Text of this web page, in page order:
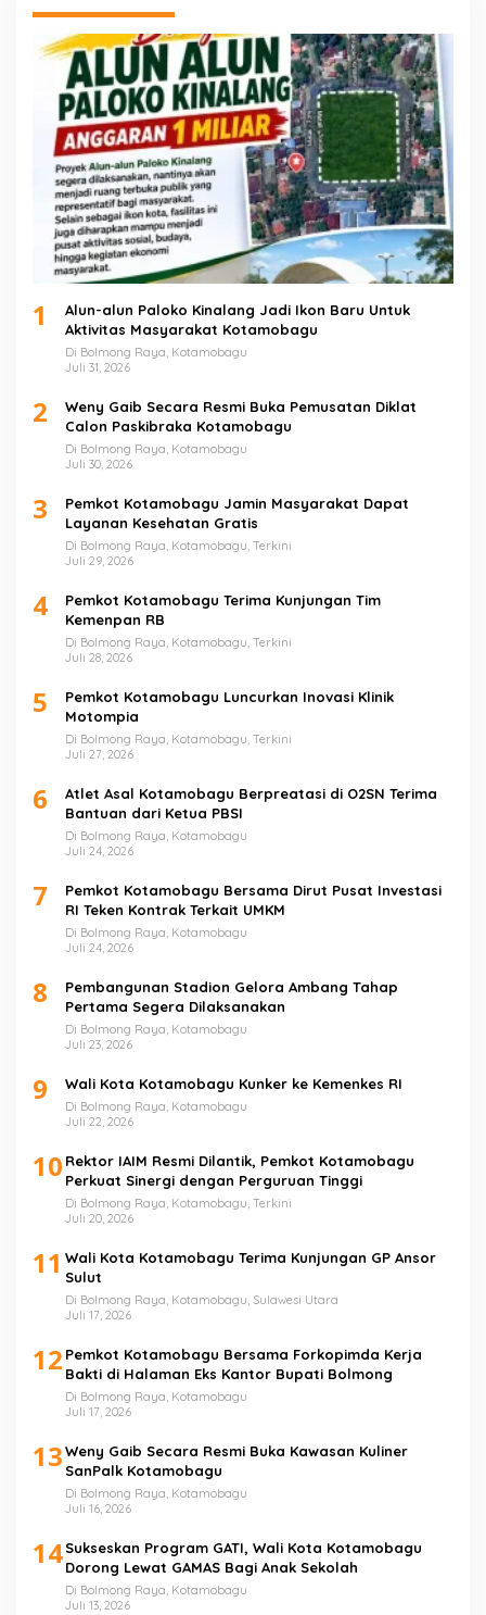
1
Alun-alun Paloko Kinalang Jadi Ikon Baru Untuk
Aktivitas Masyarakat Kotamobagu
Di Bolmong Raya, Kotamobagu
Juli 31, 2026
2
Weny Gaib Secara Resmi Buka Pemusatan Diklat
Calon Paskibraka Kotamobagu
Di Bolmong Raya, Kotamobagu
Juli 30, 2026
3
Pemkot Kotamobagu Jamin Masyarakat Dapat
Layanan Kesehatan Gratis
Di Bolmong Raya, Kotamobagu, Terkini
Juli 29, 2026
4
Pemkot Kotamobagu Terima Kunjungan Tim
Kemenpan RB
Di Bolmong Raya, Kotamobagu, Terkini
Juli 28, 2026
5
Pemkot Kotamobagu Luncurkan Inovasi Klinik
Motompia
Di Bolmong Raya, Kotamobagu, Terkini
Juli 27, 2026
6
Atlet Asal Kotamobagu Berpreatasi di O2SN Terima
Bantuan dari Ketua PBSI
Di Bolmong Raya, Kotamobagu
Juli 24, 2026
7
Pemkot Kotamobagu Bersama Dirut Pusat Investasi
RI Teken Kontrak Terkait UMKM
Di Bolmong Raya, Kotamobagu
Juli 24, 2026
8
Pembangunan Stadion Gelora Ambang Tahap
Pertama Segera Dilaksanakan
Di Bolmong Raya, Kotamobagu
Juli 23, 2026
9 Wali Kota Kotamobagu Kunker ke Kemenkes RI
Di Bolmong Raya, Kotamobagu
Juli 22, 2026
10 Rektor IAIM Resmi Dilantik, Pemkot Kotamobagu
Perkuat Sinergi dengan Perguruan Tinggi
Di Bolmong Raya, Kotamobagu, Terkini
Juli 20, 2026
11 Wali Kota Kotamobagu Terima Kunjungan GP Ansor
Sulut
Di Bolmong Raya, Kotamobagu, Sulawesi Utara
Juli 17, 2026
12 Pemkot Kotamobagu Bersama Forkopimda Kerja
Bakti di Halaman Eks Kantor Bupati Bolmong
Di Bolmong Raya, Kotamobagu
Juli 17, 2026
13Weny Gaib Secara Resmi Buka Kawasan Kuliner
SanPalk Kotamobagu
Di Bolmong Raya, Kotamobagu
Juli 16, 2026
14Sukseskan Program GATI, Wali Kota Kotamobagu
Dorong Lewat GAMAS Bagi Anak Sekolah
Di Bolmong Raya, Kotamobagu
Juli 13, 2026